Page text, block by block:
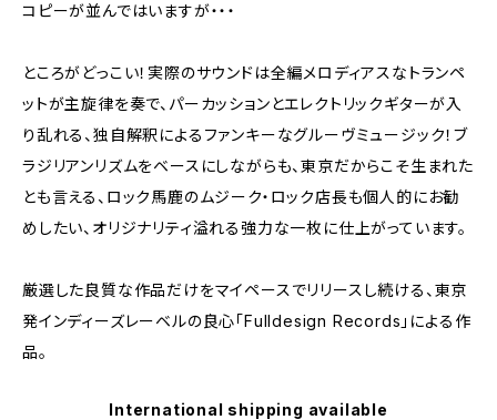
コピーが並んではいますが・・・
ところがどっこい！実際のサウンドは全編メロディアスなトランペ
ットが主旋律を奏で、パーカッションとエレクトリックギターが入
り乱れる、独自解釈によるファンキーなグルーヴミュージック！ブ
ラジリアンリズムをベースにしながらも、東京だからこそ生まれた
とも言える、ロック馬鹿のムジーク・ロック店長も個人的にお勧
めしたい、オリジナリティ溢れる強力な一枚に仕上がっています。
厳選した良質な作品だけをマイペースでリリースし続ける、東京
発インディーズレーベルの良心「Fulldesign Records」による作
品。
International shipping available